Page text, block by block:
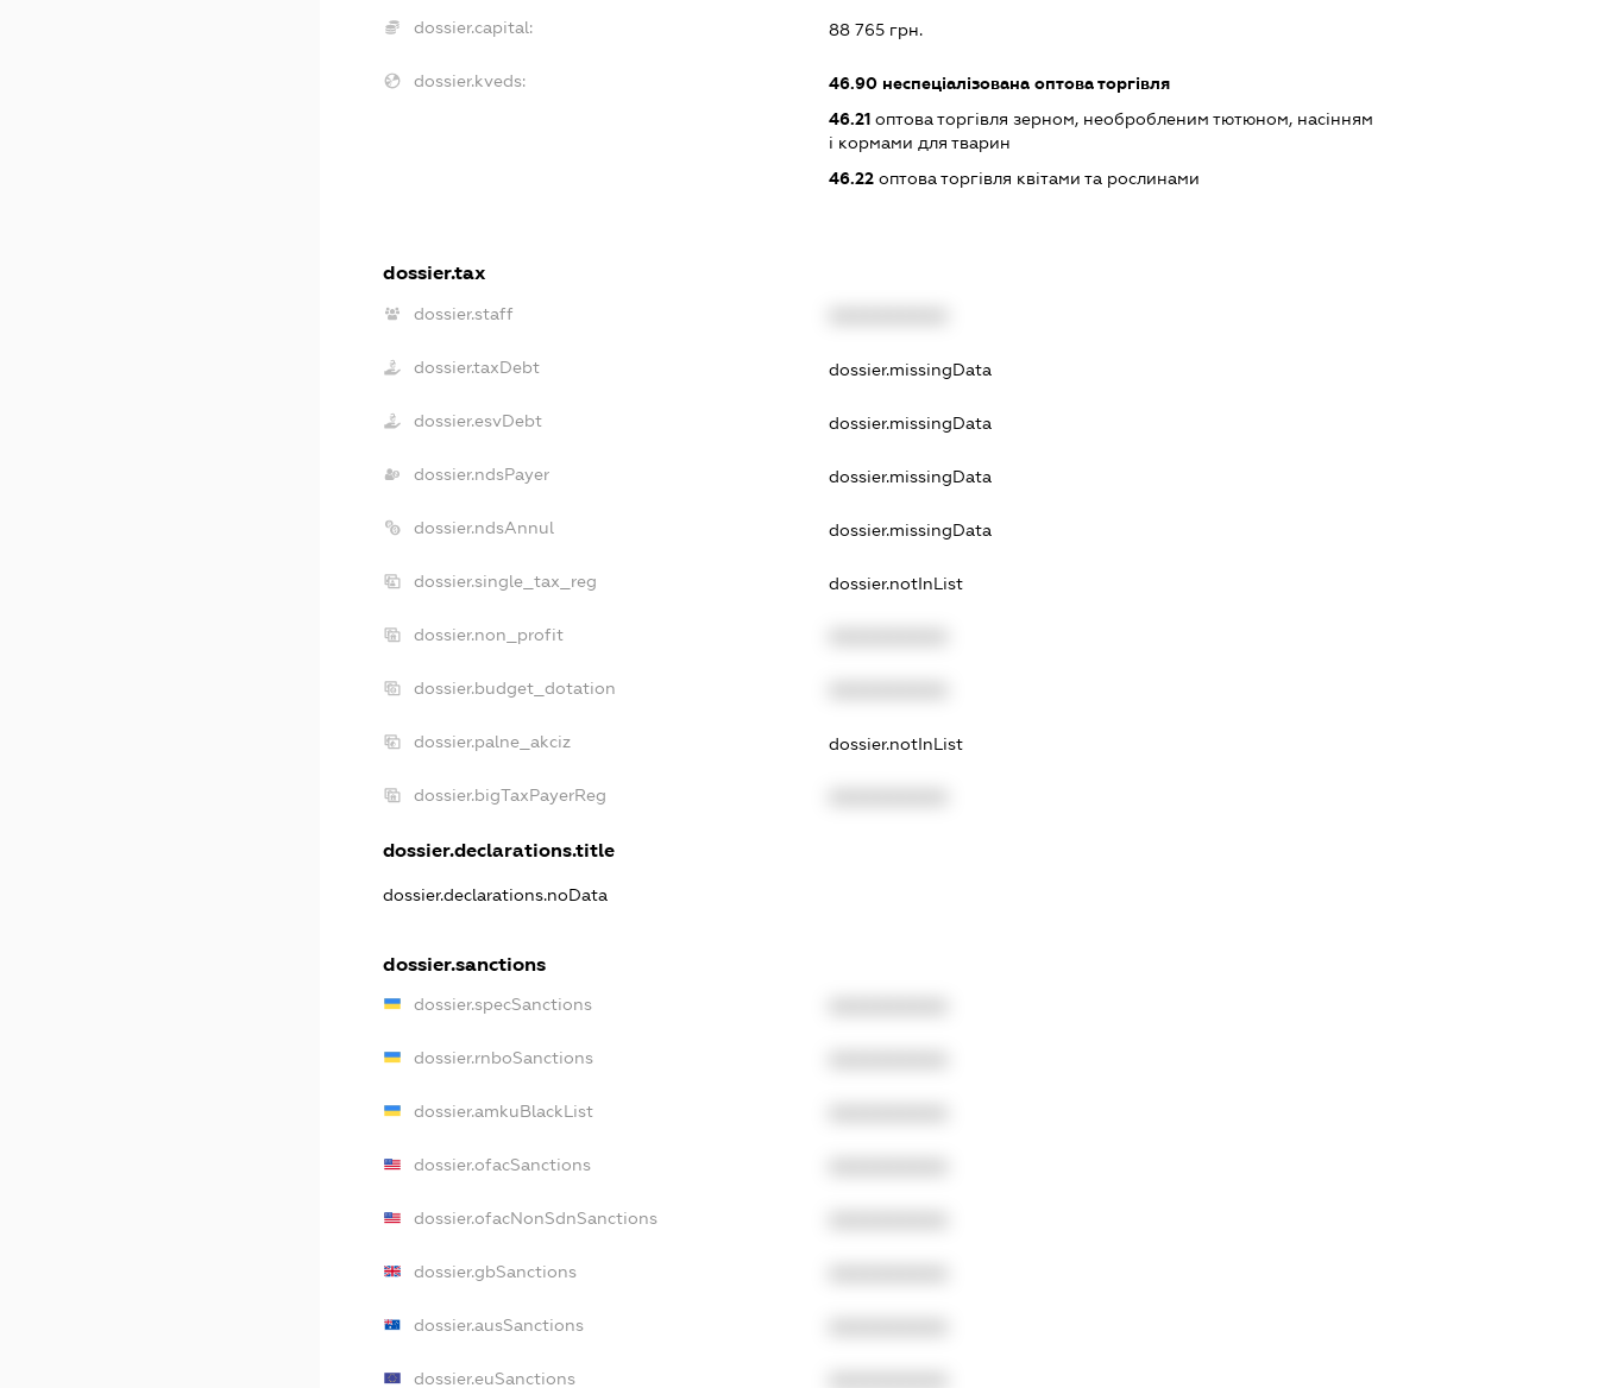
dossier.capital: 88 765 грн.
dossier.kveds: 46.90 неспеціалізована оптова торгівля
46.21 оптова торгівля зерном, необробленим тютюном, насінням
і кормами для тварин
46.22 оптова торгівля квітами та рослинами
dossier.tax
dossier.staff
dossier.taxDebt dossier.missingData
dossier.esvDebt dossier.missingData
dossier.ndsPayer dossier.missingData
dossier.ndsAnnul dossier.missingData
dossier.single_tax_reg dossier.notInList
dossier.non_profit
dossier.budget_dotation
dossier.palne_akciz dossier.notInList
dossier.bigTaxPayerReg
dossier.declarations.title
dossier.declarations.noData
dossier.sanctions
dossier.specSanctions
dossier.rnboSanctions
dossier.amkuBlackList
dossier.ofacSanctions
dossier.ofacNonSdnSanctions
dossier.gbSanctions
dossier.ausSanctions
dossier.euSanctions